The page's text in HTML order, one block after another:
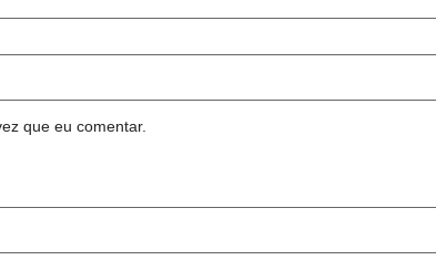
que eu comentar.